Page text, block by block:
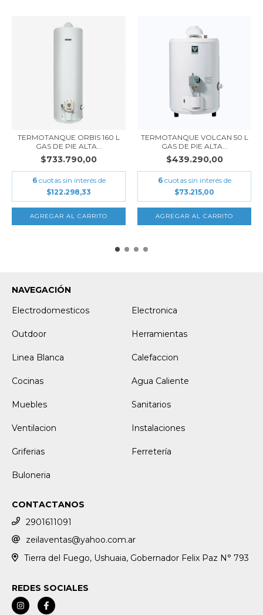
TERMOTANQUE ORBIS 160 L
GAS DE PIE ALTA...
$733.790,00
6 cuotas sin interés de
$122.298,33
TERMOTANQUE VOLCAN 50 L
GAS DE PIE ALTA...
$439.290,00
6 cuotas sin interés de
$73.215,00
NAVEGACIÓN
Electrodomesticos
Electronica
Outdoor Herramientas
Linea Blanca Calefaccion
Cocinas Agua Caliente
Muebles Sanitarios
Ventilacion Instalaciones
Griferias Ferretería
Buloneria
CONTACTANOS
2901611091
zeilaventas@yahoo.com.ar
Tierra del Fuego, Ushuaia, Gobernador Felix Paz N° 793
REDES SOCIALES